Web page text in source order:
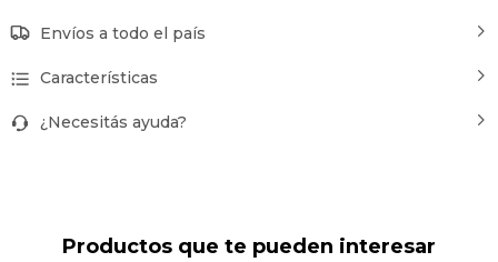
Envíos a todo el país
Características
¿Necesitás ayuda?
Productos que te pueden interesar